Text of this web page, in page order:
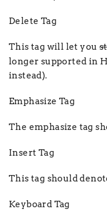
Delete Tag
This tag will let you
longer supported in
instead).
Emphasize Tag
The emphasize tag
Insert Tag
This tag should
Keyboard Tag